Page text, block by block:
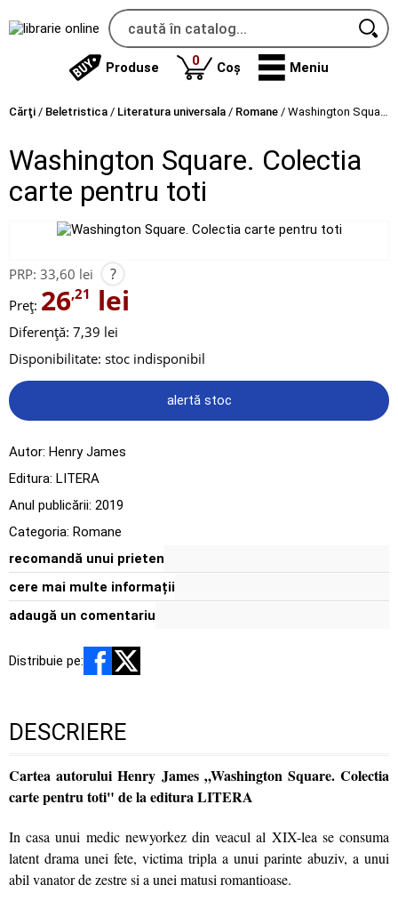
Produse 0produse
Coș Meniu
Cărţi / Beletristica / Literatura universala / Romane / Washington Square. Colectia carte pentru toti
Washington Square. Colectia
carte pentru toti
PRP: 33,60 lei ?
Preț: 26,21 lei
Diferență: 7,39 lei
Disponibilitate: stoc indisponibil
alertă stoc
Autor: Henry James
Editura: LITERA
Anul publicării: 2019
Categoria: Romane
recomandă unui prieten
cere mai multe informații
adaugă un comentariu
Distribuie pe:
DESCRIERE
Cartea autorului Henry James „Washington Square. Colectia
carte pentru toti" de la editura LITERA
In casa unui medic newyorkez din veacul al XIX-lea se consuma
latent drama unei fete, victima tripla a unui parinte abuziv, a unui
abil vanator de zestre si a unei matusi romantioase.